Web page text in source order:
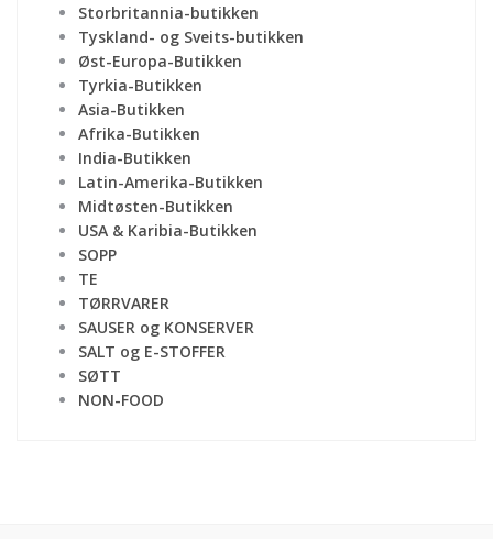
Storbritannia-butikken
Tyskland- og Sveits-butikken
Øst-Europa-Butikken
Tyrkia-Butikken
Asia-Butikken
Afrika-Butikken
India-Butikken
Latin-Amerika-Butikken
Midtøsten-Butikken
USA & Karibia-Butikken
SOPP
TE
TØRRVARER
SAUSER og KONSERVER
SALT og E-STOFFER
SØTT
NON-FOOD